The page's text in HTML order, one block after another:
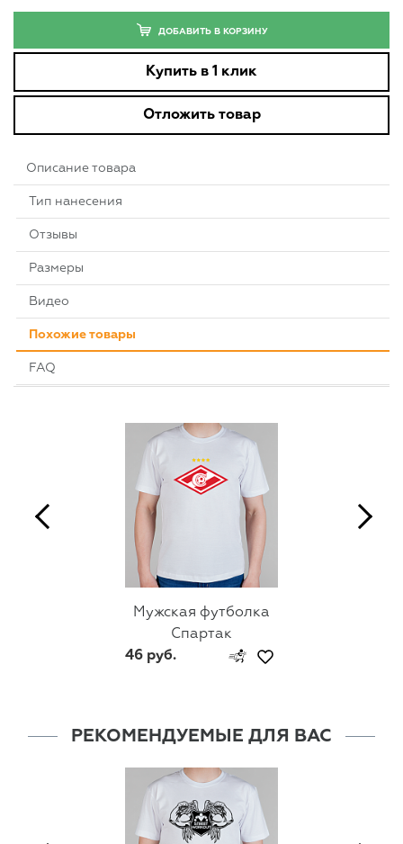
ДОБАВИТЬ В КОРЗИНУ
Купить в 1 клик
Отложить товар
Описание товара
Тип нанесения
Отзывы
Размеры
Видео
Похожие товары
FAQ
Мужская футболка
Спартак
46 руб.
РЕКОМЕНДУЕМЫЕ ДЛЯ ВАС